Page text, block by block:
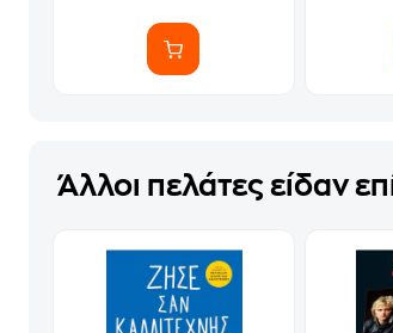
Άλλοι πελάτες είδαν